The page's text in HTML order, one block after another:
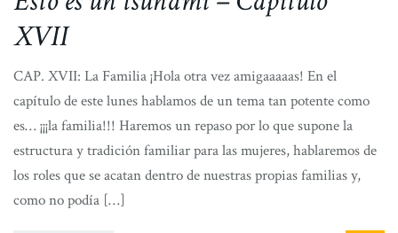
XVII
CAP. XVII: La Familia ¡Hola otra vez amigaaaaas! En el
capítulo de este lunes hablamos de un tema tan potente como
es… ¡¡¡la familia!!! Haremos un repaso por lo que supone la
estructura y tradición familiar para las mujeres, hablaremos de
los roles que se acatan dentro de nuestras propias familias y,
como no podía […]